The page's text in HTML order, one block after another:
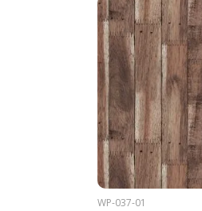
WP-037-01